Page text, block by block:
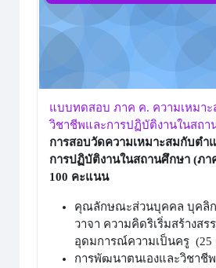
แบบทดสอบ ภาค ค. ความเหมา
วิชาชีพและการปฏิบัติงานในสถา
การสอบวัดความเหมาะสมกับตำ
การปฏิบัติงานในสถานศึกษา (ภา
100 คะแนน
คุณลักษณะส่วนบุคคล บุคลิ
วาจา ความคิดริเริ่มสร้างสร
อุดมการณ์ความเป็นครู (25
การพัฒนาตนเองและวิชาชี